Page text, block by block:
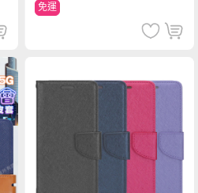
免運